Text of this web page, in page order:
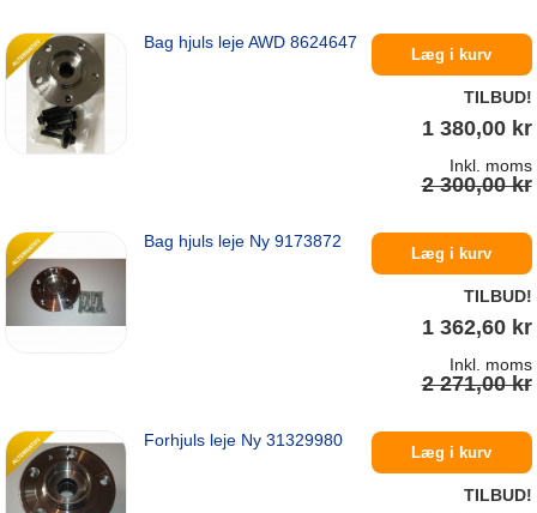
Bag hjuls leje AWD 8624647
Læg i kurv
TILBUD!
1 380,00 kr
Inkl. moms
2 300,00 kr
På lager
Bag hjuls leje Ny 9173872
Læg i kurv
TILBUD!
1 362,60 kr
Inkl. moms
2 271,00 kr
På lager
Forhjuls leje Ny 31329980
Læg i kurv
TILBUD!